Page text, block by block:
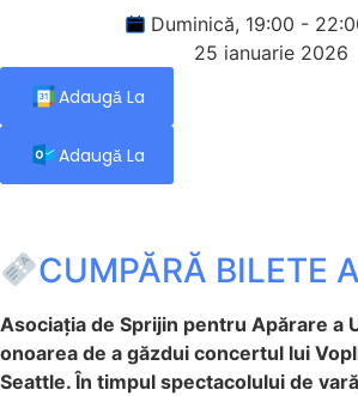
Duminică, 19:00 -
25 ianuarie 2026
Adaugă La
Adaugă La
CUMPĂRĂ BILETE
Asociația de Sprijin pentru Apărare a
onoarea de a găzdui concertul lui
Seattle. În timpul spectacolului de